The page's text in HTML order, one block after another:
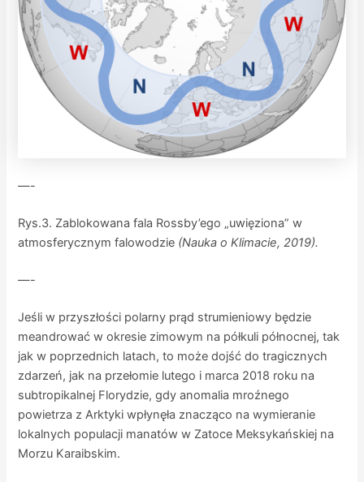
—-
Rys.3. Zablokowana fala Rossby’ego „uwięziona” w
atmosferycznym falowodzie (Nauka o Klimacie, 2019).
—-
Jeśli w przyszłości polarny prąd strumieniowy będzie
meandrować w okresie zimowym na półkuli północnej, tak
jak w poprzednich latach, to może dojść do tragicznych
zdarzeń, jak na przełomie lutego i marca 2018 roku na
subtropikalnej Florydzie, gdy anomalia mroźnego
powietrza z Arktyki wpłynęła znacząco na wymieranie
lokalnych populacji manatów w Zatoce Meksykańskiej na
Morzu Karaibskim.